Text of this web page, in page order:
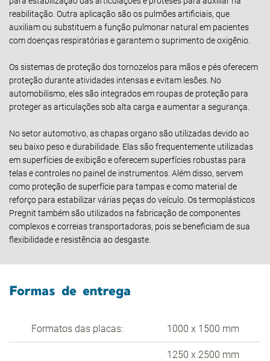
reabilitação. Outra aplicação são os pulmões artificiais, que
auxiliam ou substituem a função pulmonar natural em pacientes
com doenças respiratórias e garantem o suprimento de oxigênio.
Os sistemas de proteção dos tornozelos para mãos e pés oferecem
proteção durante atividades intensas e evitam lesões. No
automobilismo, eles são integrados em roupas de proteção para
proteger as articulações sob alta carga e aumentar a segurança.
No setor automotivo, as chapas organo são utilizadas devido ao
seu baixo peso e durabilidade. Elas são frequentemente utilizadas
em superfícies de exibição e oferecem superfícies robustas para
telas e controles no painel de instrumentos. Além disso, servem
como proteção de superfície para tampas e como material de
reforço para estabilizar várias peças do veículo. Os termoplásticos
Pregnit também são utilizados na fabricação de componentes
complexos e correias transportadoras, pois se beneficiam de sua
flexibilidade e resistência ao desgaste.
Formas de entrega
Formatos das placas: 1000 x 1500 mm
1250 x 2500 mm